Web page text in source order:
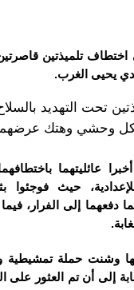
تلميذتين قاصرتين
يحيى الغرب.
تحت التهديد
وحشي وهتك
عائليتهما
حيث فوجئوا
دفعهما إلى الفرار،
وشنت حملة
إلى أن تم العثور على